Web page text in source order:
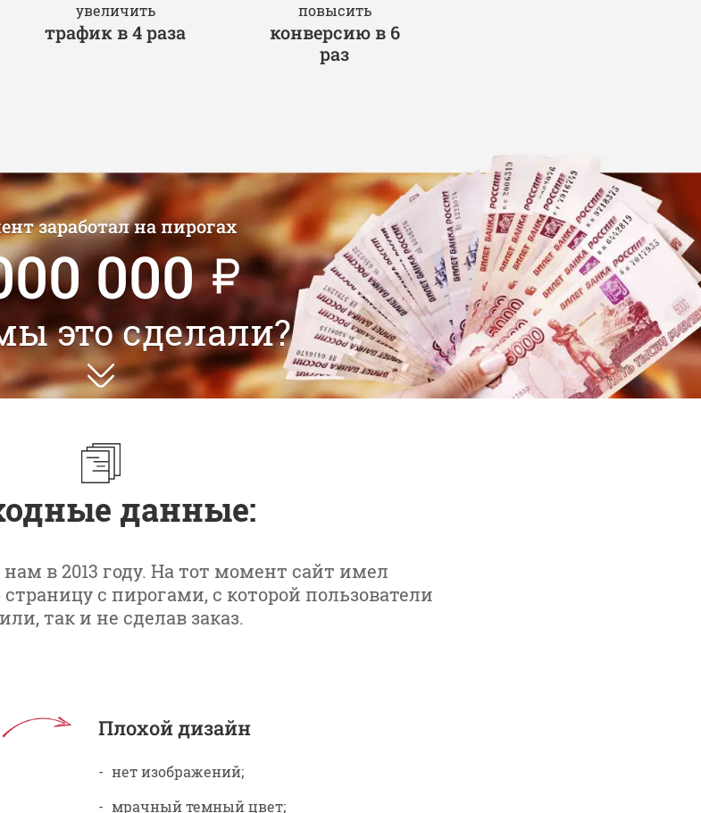
увеличить
трафик в 4 раза
повысить
конверсию в 6
раз
заработал на пирогах
000
это сделали?
данные:
в 2013 году. На тот момент сайт имел
с пирогами, с которой пользователи
так и не сделав заказ.
Плохой дизайн
нет изображений;
мрачный темный цвет;